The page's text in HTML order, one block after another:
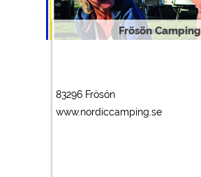
Frösön Camping
83296 Frösön
www.nordiccamping.se